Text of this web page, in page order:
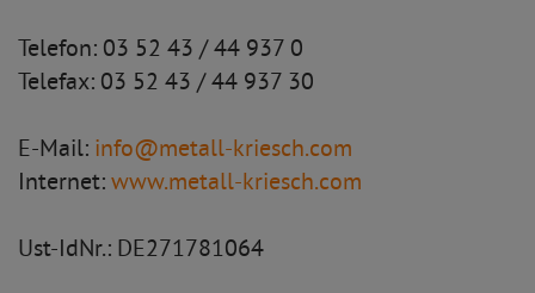
Telefon: 03 52 43 / 44 937 0
Telefax: 03 52 43 / 44 937 30
E-Mail: info@metall-kriesch.com
Internet: www.metall-kriesch.com
Ust-IdNr.: DE271781064